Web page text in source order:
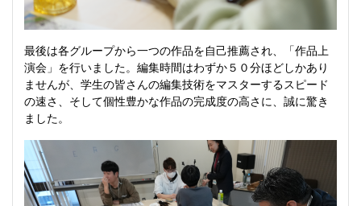
最後は各グループから一つの作品を自己推薦され、「作品上
演会」を行いました。編集時間はわずか５０分ほどしかあり
ませんが、学生の皆さんの編集技術をマスターするスピード
の速さ、そして個性豊かな作品の完成度の高さに、誠に驚き
ました。